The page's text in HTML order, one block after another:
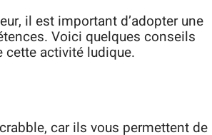
il est important d’adopter une
Voici quelques conseils
cette activité ludique.
car ils vous permettent de